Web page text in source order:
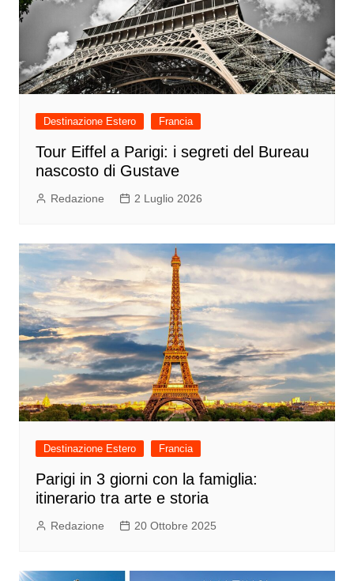
Destinazione Estero Francia
Tour Eiffel a Parigi: i segreti del Bureau
nascosto di Gustave
Redazione 2 Luglio 2026
Destinazione Estero Francia
Parigi in 3 giorni con la famiglia:
itinerario tra arte e storia
Redazione 20 Ottobre 2025